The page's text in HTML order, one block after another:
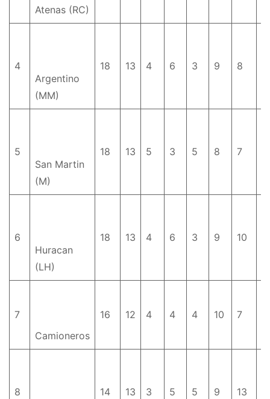
Atenas (RC)
4
Argentino
(MM)
18 13 4 6 3 9 8
5
San Martin
(M)
18 13 5 3 5 8 7
6
Huracan
(LH)
18 13 4 6 3 9 10
7
Camioneros
16 12 4 4 4 10 7
8
14 13 3 5 5 9 13